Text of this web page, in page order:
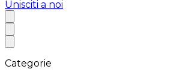
Unisciti a noi
Categorie